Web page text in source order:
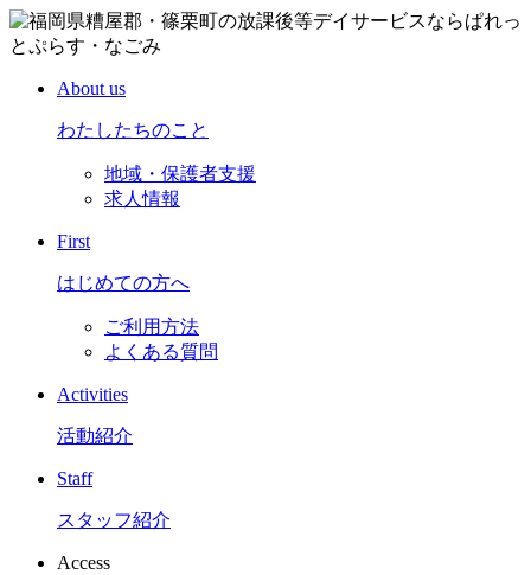
About us
わたしたちのこと
地域・保護者支援
求人情報
First
はじめての方へ
ご利用方法
よくある質問
Activities
活動紹介
Staff
スタッフ紹介
Access